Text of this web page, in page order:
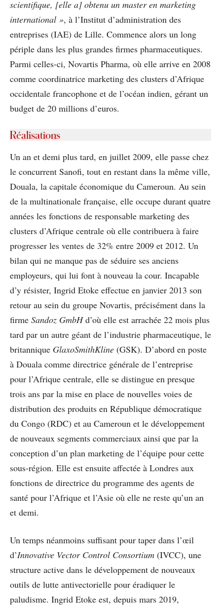
scientifique, [elle a] obtenu un master en marketing
international », à l’Institut d’administration des
entreprises (IAE) de Lille. Commence alors un long
périple dans les plus grandes firmes pharmaceutiques.
Parmi celles-ci, Novartis Pharma, où elle arrive en 2008
comme coordinatrice marketing des clusters d’Afrique
occidentale francophone et de l’océan indien, gérant un
budget de 20 millions d’euros.
Réalisations
Un an et demi plus tard, en juillet 2009, elle passe chez
le concurrent Sanofi, tout en restant dans la même ville,
Douala, la capitale économique du Cameroun. Au sein
de la multinationale française, elle occupe durant quatre
années les fonctions de responsable marketing des
clusters d’Afrique centrale où elle contribuera à faire
progresser les ventes de 32% entre 2009 et 2012. Un
bilan qui ne manque pas de séduire ses anciens
employeurs, qui lui font à nouveau la cour. Incapable
d’y résister, Ingrid Etoke effectue en janvier 2013 son
retour au sein du groupe Novartis, précisément dans la
firme Sandoz GmbHd’où elle est arrachée 22 mois plus
tard par un autre géant de l’industrie pharmaceutique, le
britannique GlaxoSmithKline (GSK). D’abord en poste
à Douala comme directrice générale de l’entreprise
pour l’Afrique centrale, elle se distingue en presque
trois ans par la mise en place de nouvelles voies de
distribution des produits en République démocratique
du Congo (RDC) et au Cameroun et le développement
de nouveaux segments commerciaux ainsi que par la
conception d’un plan marketing de l’équipe pour cette
sous-région. Elle est ensuite affectée à Londres aux
fonctions de directrice du programme des agents de
santé pour l’Afrique et l’Asie où elle ne reste qu’un an
et demi.
Un temps néanmoins suffisant pour taper dans l’œil
d’Innovative Vector Control Consortium (IVCC), une
structure active dans le développement de nouveaux
outils de lutte antivectorielle pour éradiquer le
paludisme. Ingrid Etoke est, depuis mars 2019,